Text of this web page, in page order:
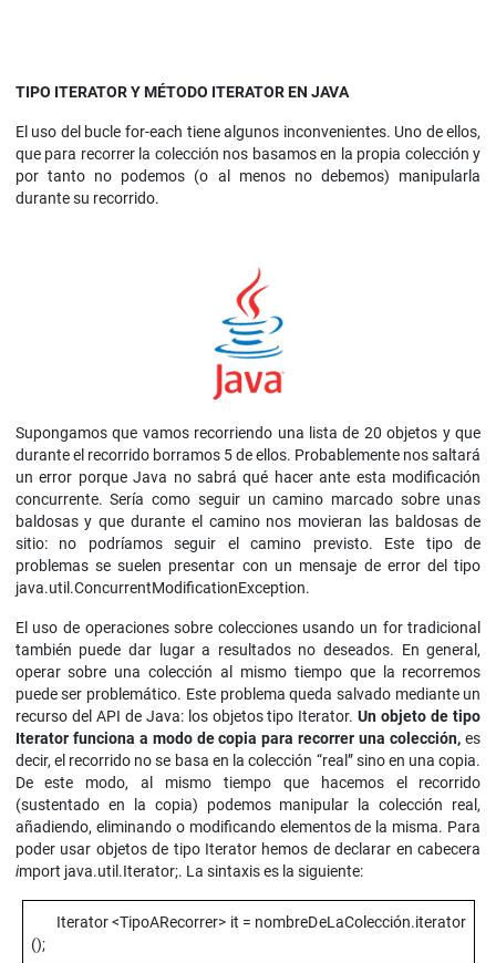
TIPO ITERATOR Y MÉTODO ITERATOR EN JAVA
El uso del bucle for-each tiene algunos inconvenientes. Uno de ellos,
que para recorrer la colección nos basamos en la propia colección y
por tanto no podemos (o al menos no debemos) manipularla
durante su recorrido.
Supongamos que vamos recorriendo una lista de 20 objetos y que
durante el recorrido borramos 5 de ellos. Probablemente nos saltará
un error porque Java no sabrá qué hacer ante esta modificación
concurrente. Sería como seguir un camino marcado sobre unas
baldosas y que durante el camino nos movieran las baldosas de
sitio: no podríamos seguir el camino previsto. Este tipo de
problemas se suelen presentar con un mensaje de error del tipo
java.util.ConcurrentModificationException.
El uso de operaciones sobre colecciones usando un for tradicional
también puede dar lugar a resultados no deseados. En general,
operar sobre una colección al mismo tiempo que la recorremos
puede ser problemático. Este problema queda salvado mediante un
recurso del API de Java: los objetos tipo Iterator.Un objeto de tipo
Iterator funciona a modo de copia para recorrer una colección, es
decir, el recorrido no se basa en la colección “real” sino en una copia.
De este modo, al mismo tiempo que hacemos el recorrido
(sustentado en la copia) podemos manipular la colección real,
añadiendo, eliminando o modificando elementos de la misma. Para
poder usar objetos de tipo Iterator hemos de declarar en cabecera
import java.util.Iterator;. La sintaxis es la siguiente:
Iterator <TipoARecorrer> it = nombreDeLaColección.iterator
();